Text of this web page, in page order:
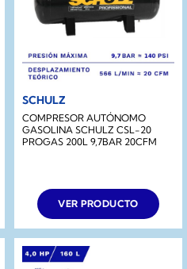
SCHULZ
COMPRESOR AUTÓNOMO
GASOLINA SCHULZ CSL-20
PROGAS 200L 9,7BAR 20CFM
VER PRODUCTO